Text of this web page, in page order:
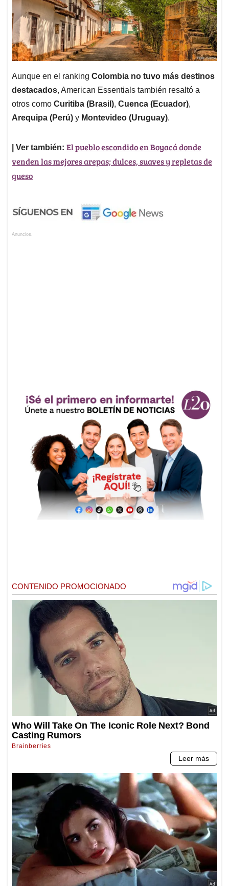
Aunque en el ranking Colombia no tuvo más destinos
destacados, American Essentials también resaltó a
otros como Curitiba (Brasil), Cuenca (Ecuador),
Arequipa (Perú) y Montevideo (Uruguay).
| Ver también: El pueblo escondido en Boyacá donde
venden las mejores arepas; dulces, suaves y repletas de
queso
Anuncios.